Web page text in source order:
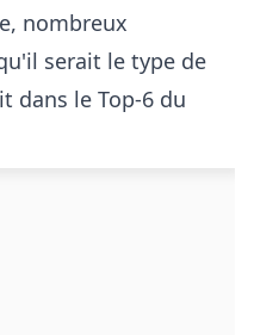
nombreux
serait le type de
dans le Top-6 du